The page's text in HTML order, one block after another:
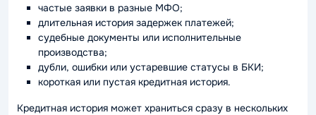
частые заявки в разные МФО;
длительная история задержек платежей;
судебные документы или исполнительные
производства;
дубли, ошибки или устаревшие статусы в БКИ;
короткая или пустая кредитная история.
Кредитная история может храниться сразу в нескольких